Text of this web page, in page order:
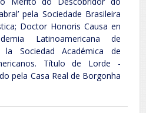
pela Sociedade Brasileira
Doctor Honoris Causa en
Latinoamericana de
Sociedad Académica de
Título de Lorde -
pela Casa Real de Borgonha